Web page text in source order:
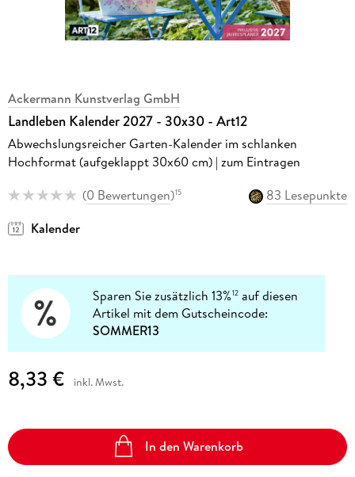
Ackermann Kunstverlag GmbH
Landleben Kalender 2027 - 30x30 - Art12
Abwechslungsreicher Garten-Kalender im schlanken
Hochformat (aufgeklappt 30x60 cm) | zum Eintragen
(0 Bewertungen)15
83 Lesepunkte
Kalender
Sparen Sie zusätzlich 13%12 auf diesen
Artikel mit dem Gutscheincode:
SOMMER13
8,33 € inkl. Mwst.
In den Warenkorb